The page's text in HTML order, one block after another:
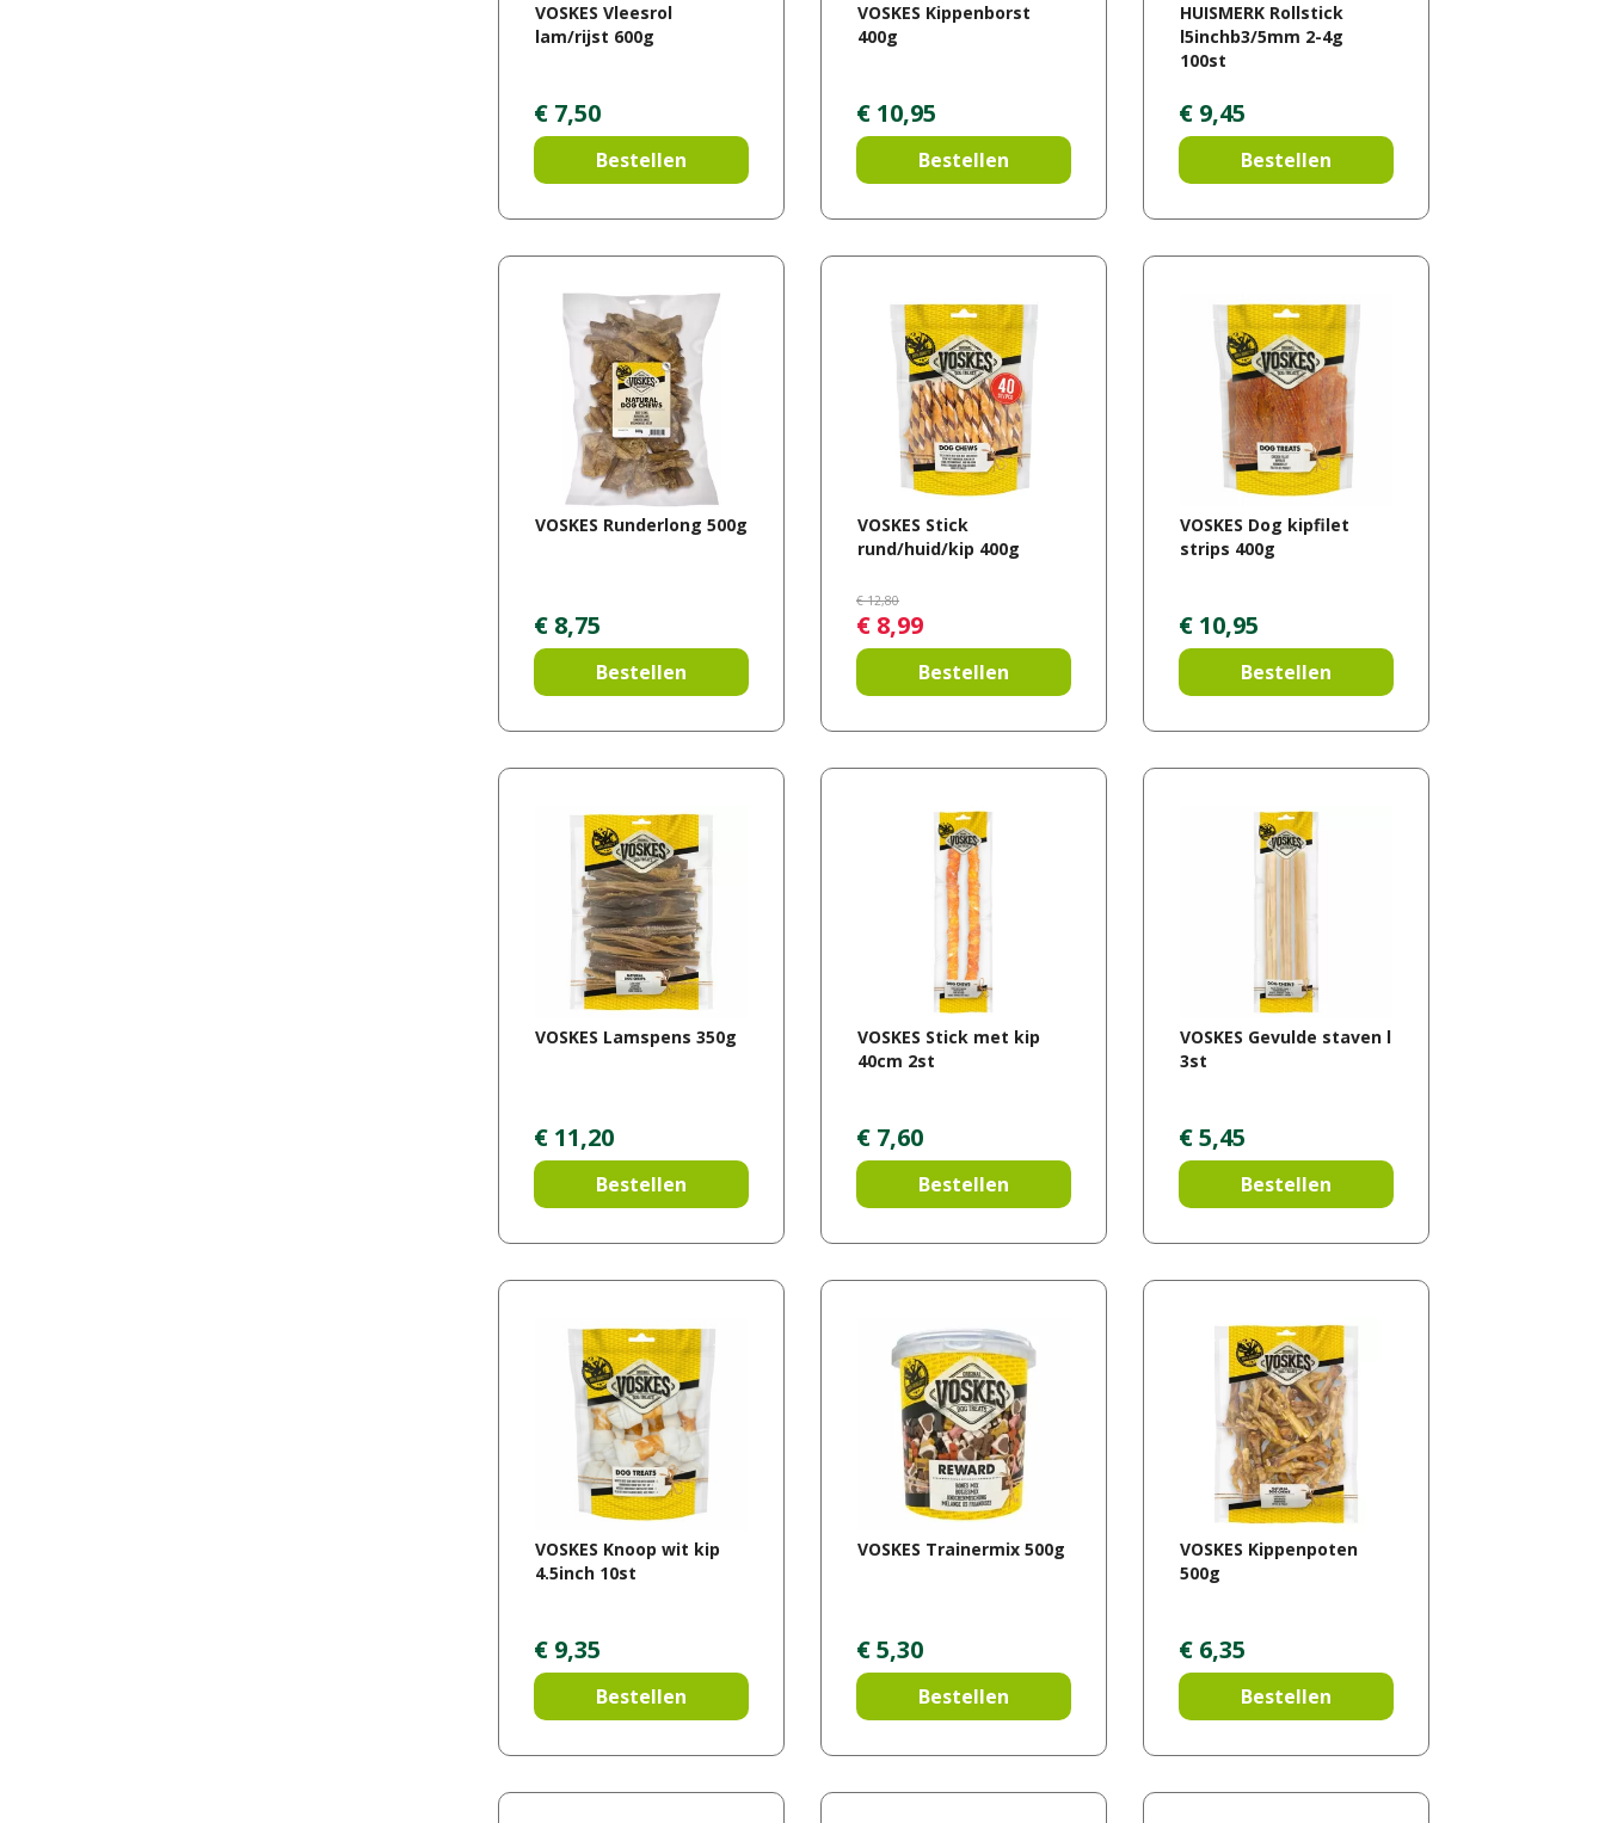
VOSKES Vleesrol
lam/rijst 600g
€ 7,50
Bestellen
VOSKES Kippenborst
400g
€ 10,95
Bestellen
HUISMERK Rollstick
l5inchb3/5mm 2-4g
100st
€ 9,45
Bestellen
VOSKES Runderlong 500g
€ 8,75
Bestellen
VOSKES Stick
rund/huid/kip 400g
€ 12,80
€ 8,99
Bestellen
VOSKES Dog kipfilet
strips 400g
€ 10,95
Bestellen
VOSKES Lamspens 350g
€ 11,20
Bestellen
VOSKES Stick met kip
40cm 2st
€ 7,60
Bestellen
VOSKES Gevulde staven l
3st
€5,45
Bestellen
VOSKES Knoop wit kip
4.5inch 10st
€ 9,35
Bestellen
VOSKES Trainermix 500g
€5,30
Bestellen
VOSKES Kippenpoten
500g
€ 6,35
Bestellen